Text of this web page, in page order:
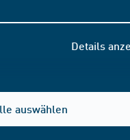
Details
auswählen